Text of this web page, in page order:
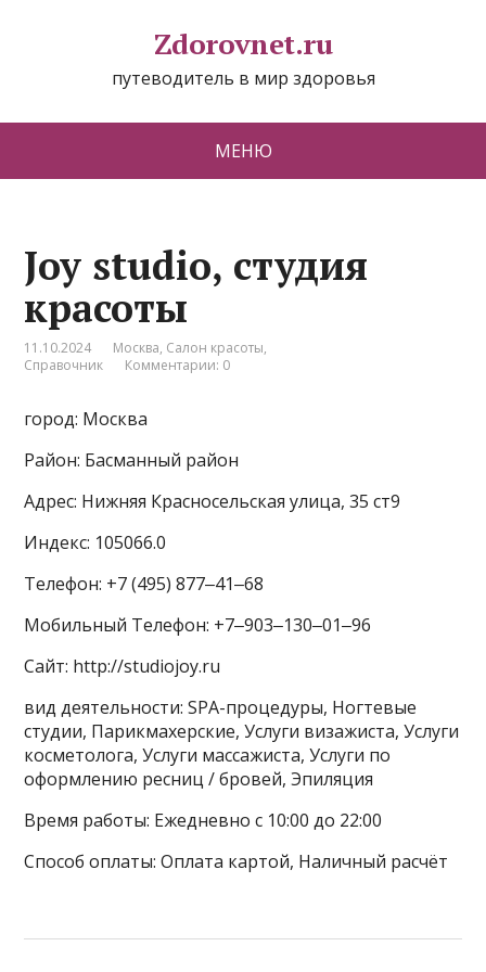
Zdorovnet.ru
путеводитель в мир здоровья
МЕНЮ
Joy studio, студия
красоты
11.10.2024 Москва, Салон красоты,
Справочник
Комментарии: 0
город: Москва
Район: Басманный район
Адрес: Нижняя Красносельская улица, 35 ст9
Индекс: 105066.0
Телефон: +7 (495) 877‒41‒68
Мобильный Телефон: +7‒903‒130‒01‒96
Сайт: http://studiojoy.ru
вид деятельности: SPA-процедуры, Ногтевые
студии, Парикмахерские, Услуги визажиста, Услуги
косметолога, Услуги массажиста, Услуги по
оформлению ресниц / бровей, Эпиляция
Время работы: Ежедневно с 10:00 до 22:00
Способ оплаты: Оплата картой, Наличный расчёт